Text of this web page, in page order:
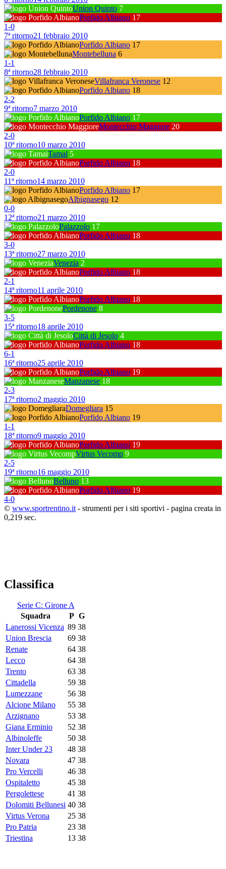
Union Quinto 7
Porfido Albiano 17
1-0
7ª ritorno21 febbraio 2010
Porfido Albiano 17
Montebelluna 6
1-1
8ª ritorno28 febbraio 2010
Villafranca Veronese 12
Porfido Albiano 18
2-2
9ª ritorno7 marzo 2010
Porfido Albiano 17
Montecchio Maggiore 20
2-0
10ª ritorno10 marzo 2010
Tamai 5
Porfido Albiano 18
2-0
11ª ritorno14 marzo 2010
Porfido Albiano 17
Albignasego 12
0-0
12ª ritorno21 marzo 2010
Palazzolo 17
Porfido Albiano 18
3-0
13ª ritorno27 marzo 2010
Venezia 2
Porfido Albiano 18
2-1
14ª ritorno11 aprile 2010
Porfido Albiano 18
Pordenone 8
3-5
15ª ritorno18 aprile 2010
Città di Jesolo 4
Porfido Albiano 18
6-1
16ª ritorno25 aprile 2010
Porfido Albiano 19
Manzanese 18
2-3
17ª ritorno2 maggio 2010
Domegliara 15
Porfido Albiano 19
1-1
18ª ritorno9 maggio 2010
Porfido Albiano 19
Virtus Vecomp 9
2-5
19ª ritorno16 maggio 2010
Belluno 13
Porfido Albiano 19
4-0
© www.sportrentino.it - strumenti per i siti sportivi - pagina creata in
0,219 sec.
Classifica
Serie C: Girone A
Squadra
P G
Lanerossi Vicenza 89 38
Union Brescia
69 38
Renate
64 38
Lecco
64 38
Trento
63 38
Cittadella
59 38
Lumezzane
56 38
Alcione Milano
55 38
Arzignano
53 38
Giana Erminio
52 38
Albinoleffe
50 38
Inter Under 23
48 38
Novara
47 38
Pro Vercelli
46 38
Ospitaletto
45 38
Pergolettese
41 38
Dolomiti Bellunesi 40 38
Virtus Verona
25 38
Pro Patria
23 38
Triestina
13 38